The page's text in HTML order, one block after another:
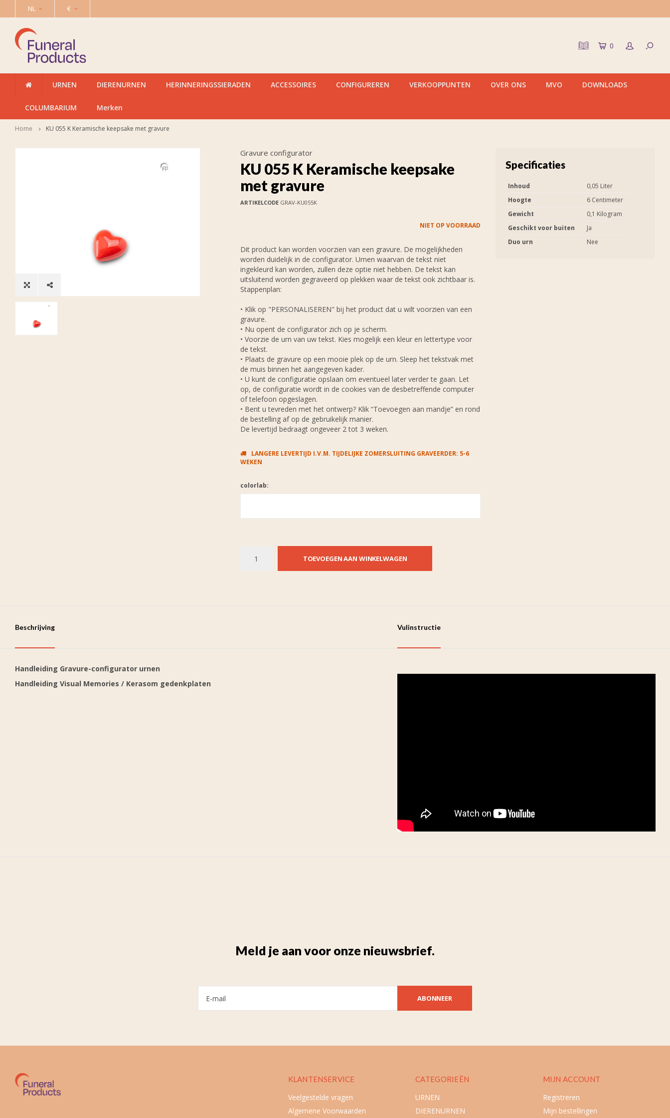
NL €
0
URNEN DIERENURNEN HERINNERINGSSIERADEN ACCESSOIRES CONFIGUREREN VERKOOPPUNTEN OVER ONS MVO DOWNLOADS
COLUMBARIUM Merken
Home KU 055 K Keramische keepsake met gravure
Gravure configurator
KU 055 K Keramische keepsake
met gravure
ARTIKELCODEGRAV-KU055K
NIET OP VOORRAAD
Dit product kan worden voorzien van een gravure. De mogelijkheden
worden duidelijk in de configurator. Urnen waarvan de tekst niet
ingekleurd kan worden, zullen deze optie niet hebben. De tekst kan
uitsluitend worden gegraveerd op plekken waar de tekst ook zichtbaar is.
Stappenplan:
• Klik op "PERSONALISEREN" bij het product dat u wilt voorzien van een
gravure.
• Nu opent de configurator zich op je scherm.
• Voorzie de urn van uw tekst. Kies mogelijk een kleur en lettertype voor
de tekst.
• Plaats de gravure op een mooie plek op de urn. Sleep het tekstvak met
de muis binnen het aangegeven kader.
• U kunt de configuratie opslaan om eventueel later verder te gaan. Let
op, de configuratie wordt in de cookies van de desbetreffende computer
of telefoon opgeslagen.
• Bent u tevreden met het ontwerp? Klik “Toevoegen aan mandje” en rond
de bestelling af op de gebruikelijk manier.
De levertijd bedraagt ongeveer 2 tot 3 weken.
LANGERE LEVERTIJD I.V.M. TIJDELIJKE ZOMERSLUITING GRAVEERDER: 5-6
WEKEN
colorlab:
TOEVOEGEN AAN WINKELWAGEN
Specificaties
Inhoud
0,05 Liter
Hoogte
6 Centimeter
Gewicht
0,1 Kilogram
Geschikt voor buiten
Ja
Duo urn
Nee
Beschrijving Vulinstructie
Handleiding Gravure-configurator urnen
Handleiding Visual Memories / Kerasom gedenkplaten
Meld je aan voor onze nieuwsbrief.
ABONNEER
KLANTENSERVICE
Veelgestelde vragen
Algemene Voorwaarden
CATEGORIEËN
URNEN
DIERENURNEN
MIJN ACCOUNT
Registreren
Mijn bestellingen